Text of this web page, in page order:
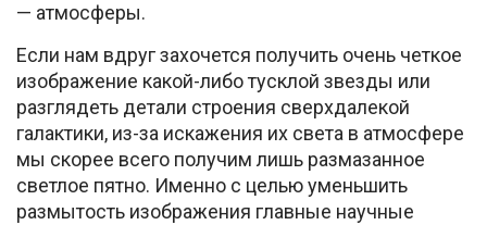
— атмосферы.
Если нам вдруг захочется получить очень четкое
изображение какой-либо тусклой звезды или
разглядеть детали строения сверхдалекой
галактики, из-за искажения их света в атмосфере
мы скорее всего получим лишь размазанное
светлое пятно. Именно с целью уменьшить
размытость изображения главные научные